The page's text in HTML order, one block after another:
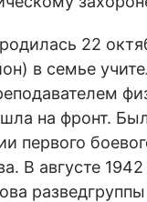
22
в семье
на фронт.
первого
В августе